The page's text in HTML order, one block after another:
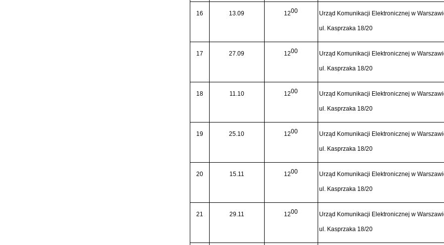
16 13.09 1200 Urząd Komunikacji Elektronicznej w
ul. Kasprzaka 18/20
17 27.09 1200 Urząd Komunikacji Elektronicznej w
ul. Kasprzaka 18/20
18 11.10 1200 Urząd Komunikacji Elektronicznej w
ul. Kasprzaka 18/20
19 25.10 1200 Urząd Komunikacji Elektronicznej w
ul. Kasprzaka 18/20
20 15.11 1200 Urząd Komunikacji Elektronicznej w
ul. Kasprzaka 18/20
21 29.11 1200 Urząd Komunikacji Elektronicznej w
ul. Kasprzaka 18/20